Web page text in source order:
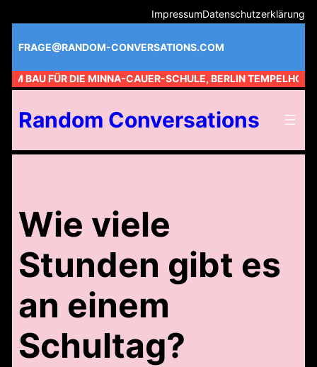
Inhalt
springen
ImpressumDatenschutzerklärung
FRAGE@RANDOM-CONVERSATIONS.COM
AM BAU FÜR DIE MINNA-CAUER-SCHULE, BERLIN TEMPELHOF //
Random Conversations
Wie viele
Stunden gibt es
an einem
Schultag?